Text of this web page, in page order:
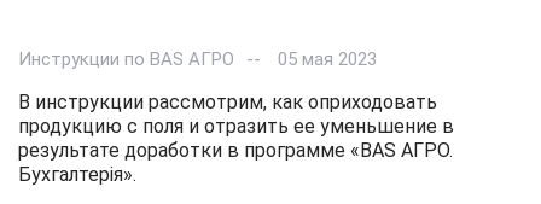
Инструкции по BAS АГРО 05 мая 2023
В инструкции рассмотрим, как оприходовать
продукцию с поля и отразить ее уменьшение в
результате доработки в программе «BAS АГРО.
Бухгалтерія».